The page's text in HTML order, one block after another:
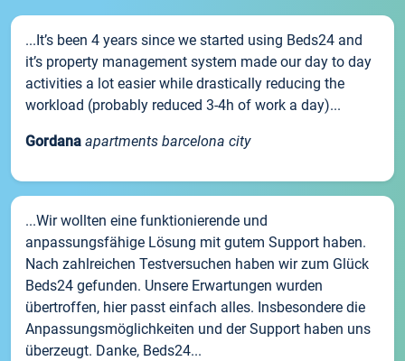
...It’s been 4 years since we started using Beds24 and
it’s property management system made our day to day
activities a lot easier while drastically reducing the
workload (probably reduced 3-4h of work a day)...
Gordana apartments barcelona city
...Wir wollten eine funktionierende und
anpassungsfähige Lösung mit gutem Support haben.
Nach zahlreichen Testversuchen haben wir zum Glück
Beds24 gefunden. Unsere Erwartungen wurden
übertroffen, hier passt einfach alles. Insbesondere die
Anpassungsmöglichkeiten und der Support haben uns
überzeugt. Danke, Beds24...